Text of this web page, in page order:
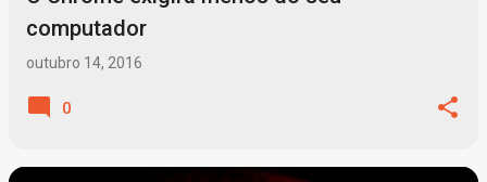
computador
outubro 14, 2016
0